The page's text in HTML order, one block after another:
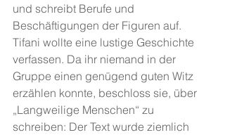
und schreibt Berufe und
Beschäftigungen der Figuren auf.
Tifani wollte eine lustige Geschichte
verfassen. Da ihr niemand in der
Gruppe einen genügend guten Witz
erzählen konnte, beschloss sie, über
„Langweilige Menschen“ zu
schreiben: Der Text wurde ziemlich